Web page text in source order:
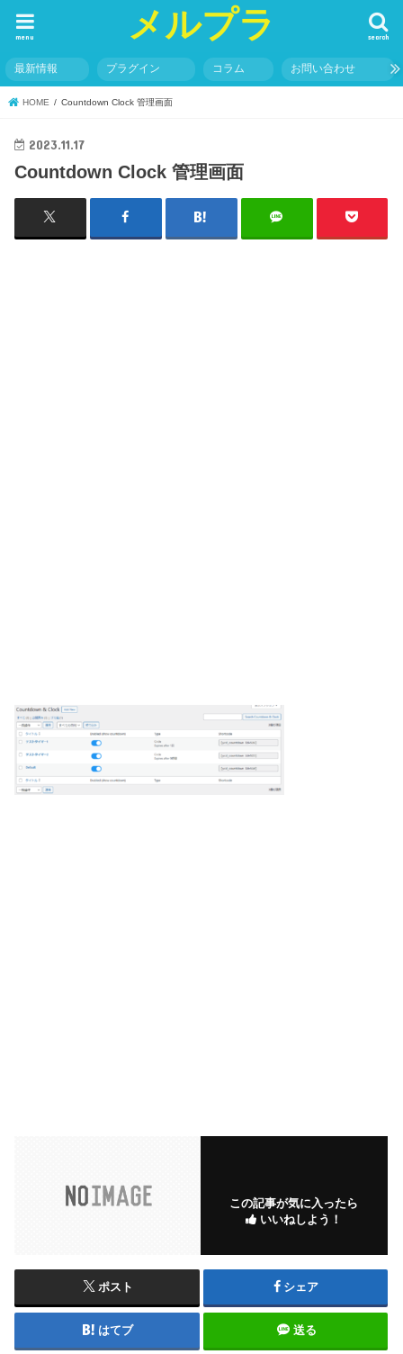
メルプラ search
menu
最新情報 プラグイン コラム お問い合わせ
HOME Countdown Clock 管理画面
2023.11.17
Countdown Clock 管理画面
この記事が気に入ったら
いいねしよう！
ポスト シェア
はてブ 送る